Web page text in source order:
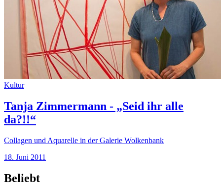
Kultur
Tanja Zimmermann - „Seid ihr alle
da?!!“
Collagen und Aquarelle in der Galerie Wolkenbank
18. Juni 2011
Beliebt